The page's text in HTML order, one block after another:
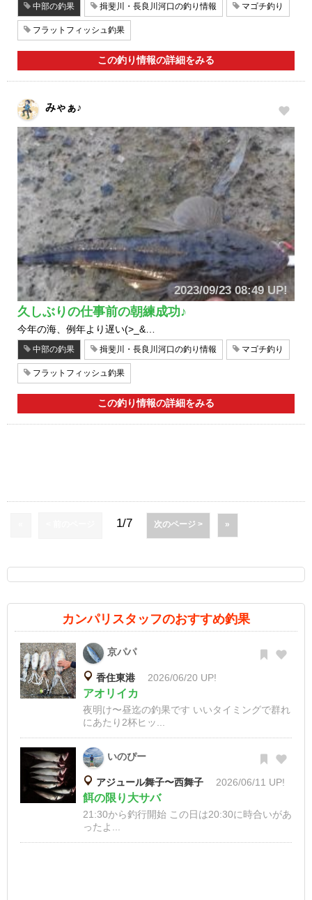
中部の釣果 揖斐川・長良川河口の釣り情報 マゴチ釣り
フラットフィッシュ釣果
この釣り情報の詳細をみる
みゃぁ♪
2023/09/23 08:49 UP!
久しぶりの仕事前の朝練成功♪
今年の海、例年より遅い(>_&…
中部の釣果 揖斐川・長良川河口の釣り情報 マゴチ釣り
フラットフィッシュ釣果
この釣り情報の詳細をみる
1/7 次のページ > »
カンパリスタッフのおすすめ釣果
京パパ
香住東港 2026/06/20 UP!
アオリイカ
夜明け〜昼迄の釣果です いいタイミングで群れ
にあたり2杯ヒッ...
いのぴー
アジュール舞子〜西舞子 2026/06/11 UP!
餌の限り大サバ
21:30から釣行開始 この日は20:30に時合いがあ
ったよ...